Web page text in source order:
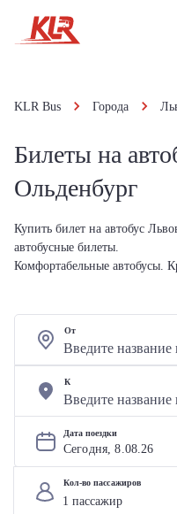
KLR Bus Города
Билеты на
Ольденбург
Купить билет на автобус
автобусные билеты.
Комфортабельные автобусы.
От
К
Дата поездки
Сегодня, 8.08.26
Кол-во пассажиров